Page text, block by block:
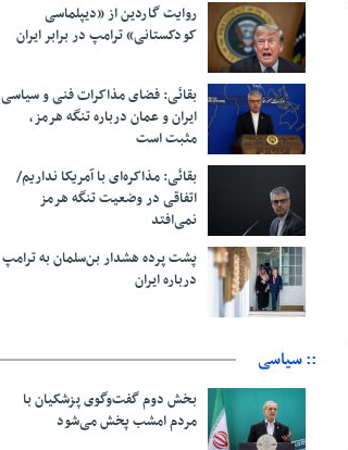
روایت گاردین از «دیپلماسی
کودکستانی» ترامپ در برابر ایران
بقائی: فضای مذاکرات فنی و سیاسی
ایران و عمان درباره تنگه هرمز،
مثبت است
بقائی: مذاکره‌ای با آمریکا نداریم/
اتفاقی در وضعیت تنگه هرمز
نمی‌افتد
پشت پرده هشدار بن‌سلمان به ترامپ
درباره ایران
:: سیاسی
بخش دوم گفت‌وگوی پزشکیان با
مردم امشب پخش می‌شود